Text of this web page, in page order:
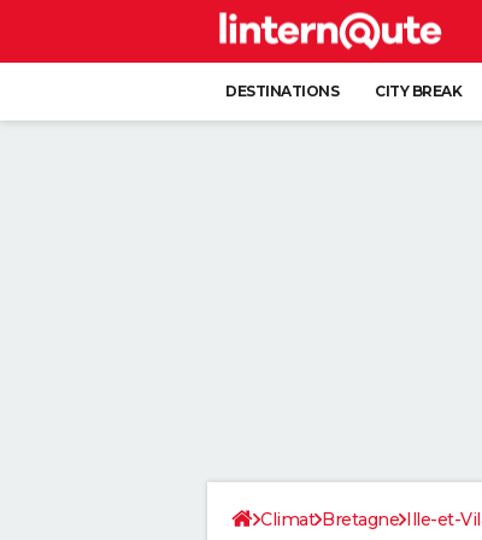
DESTINATIONS CITY BREAK
Climat Bretagne Ille-et-